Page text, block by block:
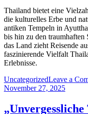
Thailand bietet eine
die kulturelles Erbe und
antiken Tempeln in
bis hin zu den
das Land zieht Reisende
faszinierende Vielfalt
Erlebnisse.
UncategorizedLeave a
November 27, 2025